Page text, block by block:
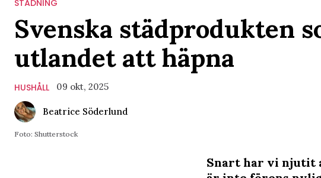
STÄDNING
Svenska städprodukten
utlandet att häpna
HUSHÅLL 09 okt, 2025
Beatrice Söderlund
Foto: Shutterstock
Snart har vi njutit